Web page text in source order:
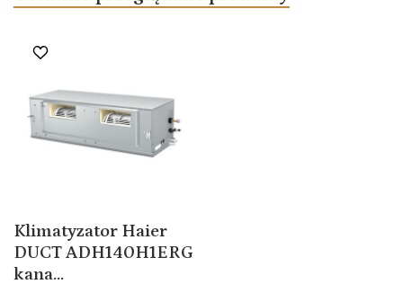
Klimatyzator Haier
DUCT ADH140H1ERG
kana...